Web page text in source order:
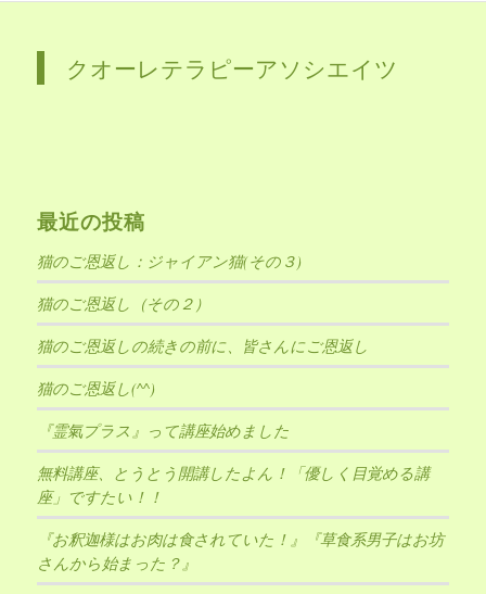
クオーレテラピーアソシエイツ
最近の投稿
猫のご恩返し：ジャイアン猫(その３)
猫のご恩返し（その２）
猫のご恩返しの続きの前に、皆さんにご恩返し
猫のご恩返し(^^)
『霊氣プラス』って講座始めました
無料講座、とうとう開講したよん！「優しく目覚める講
座」ですたい！！
『お釈迦様はお肉は食されていた！』『草食系男子はお坊
さんから始まった？』